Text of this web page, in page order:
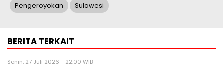
Pengeroyokan Sulawesi
BERITA TERKAIT
Senin, 27 Juli 2026 - 22:00 WIB